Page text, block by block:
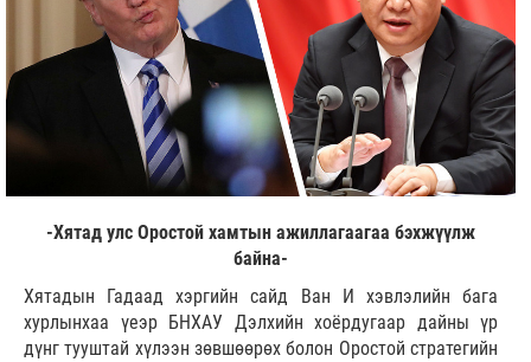
-Хятад улс Оростой хамтын ажиллагаагаа бэхжүүлж
байна-
Хятадын Гадаад хэргийн сайд Ван И хэвлэлийн бага
хурлынхаа үеэр БНХАУ Дэлхийн хоёрдугаар дайны үр
дүнг тууштай хүлээн зөвшөөрөх болон Оростой стратегийн